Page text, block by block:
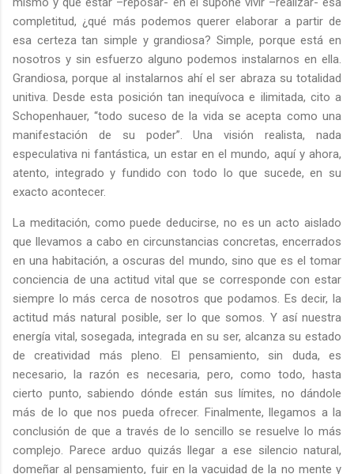
completitud, ¿qué más podemos querer elaborar a partir de
esa certeza tan simple y grandiosa? Simple, porque está en
nosotros y sin esfuerzo alguno podemos instalarnos en ella.
Grandiosa, porque al instalarnos ahí el ser abraza su totalidad
unitiva. Desde esta posición tan inequívoca e ilimitada, cito a
Schopenhauer, “todo suceso de la vida se acepta como una
manifestación de su poder”. Una visión realista, nada
especulativa ni fantástica, un estar en el mundo, aquí y ahora,
atento, integrado y fundido con todo lo que sucede, en su
exacto acontecer.
La meditación, como puede deducirse, no es un acto aislado
que llevamos a cabo en circunstancias concretas, encerrados
en una habitación, a oscuras del mundo, sino que es el tomar
conciencia de una actitud vital que se corresponde con estar
siempre lo más cerca de nosotros que podamos. Es decir, la
actitud más natural posible, ser lo que somos. Y así nuestra
energía vital, sosegada, integrada en su ser, alcanza su estado
de creatividad más pleno. El pensamiento, sin duda, es
necesario, la razón es necesaria, pero, como todo, hasta
cierto punto, sabiendo dónde están sus límites, no dándole
más de lo que nos pueda ofrecer. Finalmente, llegamos a la
conclusión de que a través de lo sencillo se resuelve lo más
complejo. Parece arduo quizás llegar a ese silencio natural,
domeñar al pensamiento, fuir en la vacuidad de la no mente y